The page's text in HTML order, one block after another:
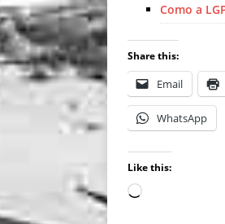
Como a
Share this:
Email
WhatsApp
Like this: